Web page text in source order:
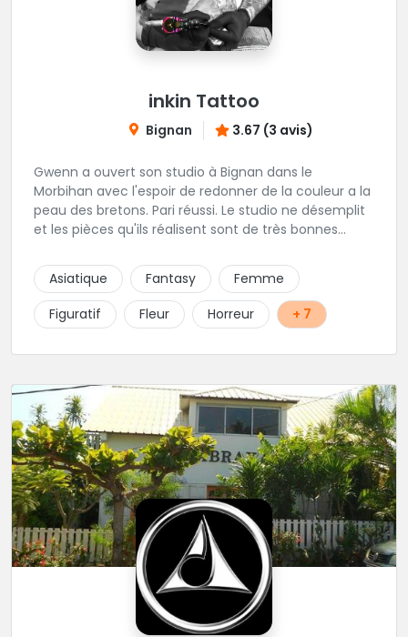
inkin Tattoo
Bignan 3.67 (3 avis)
Gwenn a ouvert son studio à Bignan dans le
Morbihan avec l'espoir de redonner de la couleur a la
peau des bretons. Pari réussi. Le studio ne désemplit
et les pièces qu'ils réalisent sont de très bonnes
tout type de projet, son style est éclectique et vous
serez bien réussi par le tatoueur en personne.
Asiatique Fantasy
Femme
Figuratif
Fleur Horreur + 7